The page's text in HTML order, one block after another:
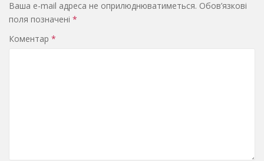
Ваша e-mail адреса не оприлюднюватиметься. Обов’язкові
поля позначені *
Коментар *